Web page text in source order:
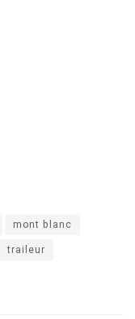
mont blanc
traileur